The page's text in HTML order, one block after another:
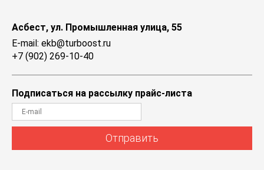
Асбест, ул. Промышленная улица, 55
E-mail: ekb@turboost.ru
+7 (902) 269-10-40
Подписаться на рассылку прайс-листа
Отправить